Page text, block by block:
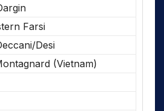
Farsi
Desi
(Vietnam)